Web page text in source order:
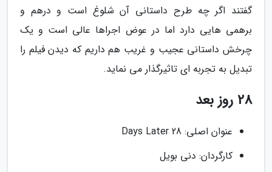
گفتند اگر چه طرح داستانی آن شلوغ است و درهم و
برهمی هایی دارد اما در عوض اجراها عالی است و یک
چرخش داستانی عجیب و غریب هم داریم که دیدن فیلم را
تبدیل به تجربه ای تاثیرگذار می نماید.
28 روز بعد
عنوان اصلی: 28 Days Later
کارگردان: دنی بویل